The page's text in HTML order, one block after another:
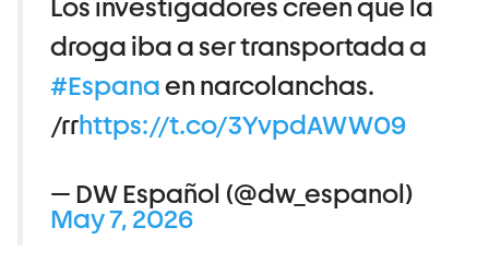
Los investigadores creen que la
droga iba a ser transportada a
#Espanaen narcolanchas.
/rrhttps://t.co/3YvpdAWW09
— DW Español (@dw_espanol)
May 7, 2026